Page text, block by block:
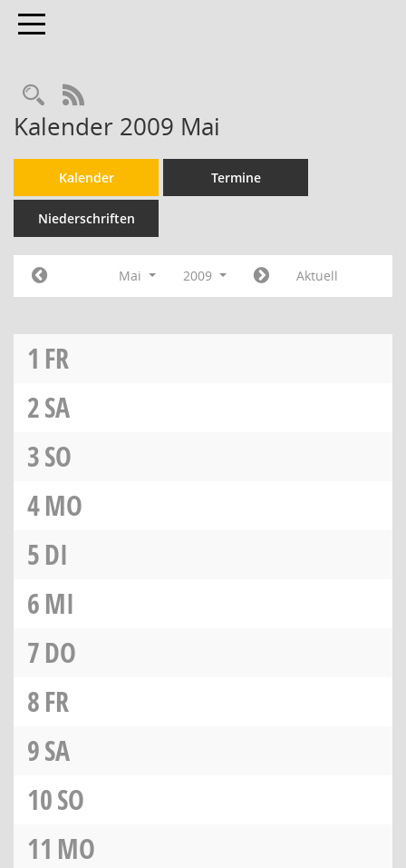
Toggle navigation
RSS-Feed
Kalender 2009 Mai
Kalender Termine
Niederschriften
Mai 2009 Aktuell
1 FR
2SA
3SO
4MO
5DI
6MI
7DO
8FR
9SA
10SO
11 MO